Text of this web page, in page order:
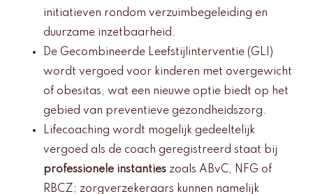
initiatieven rondom verzuimbegeleiding en
duurzame inzetbaarheid.
De Gecombineerde Leefstijlinterventie (GLI)
wordt vergoed voor kinderen met overgewicht
of obesitas, wat een nieuwe optie biedt op het
gebied van preventieve gezondheidszorg.
Lifecoaching wordt mogelijk gedeeltelijk
vergoed als de coach geregistreerd staat bij
professionele instanties zoals ABvC, NFG of
RBCZ; zorgverzekeraars kunnen namelijk